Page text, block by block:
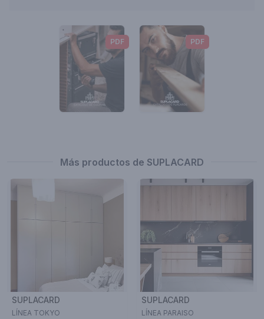
PDF PDF
Más productos de SUPLACARD
SUPLACARD
LÍNEA TOKYO
SUPLACARD
LÍNEA PARAISO